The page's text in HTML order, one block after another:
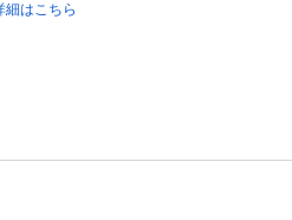
はこちら